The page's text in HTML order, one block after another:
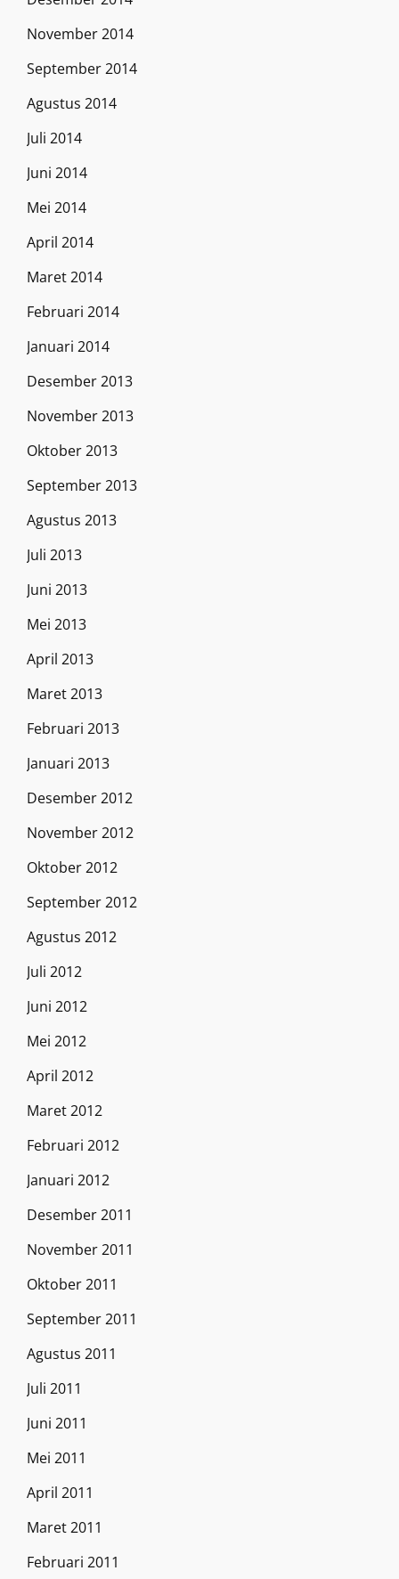
November 2014
September 2014
Agustus 2014
Juli 2014
Juni 2014
Mei 2014
April 2014
Maret 2014
Februari 2014
Januari 2014
Desember 2013
November 2013
Oktober 2013
September 2013
Agustus 2013
Juli 2013
Juni 2013
Mei 2013
April 2013
Maret 2013
Februari 2013
Januari 2013
Desember 2012
November 2012
Oktober 2012
September 2012
Agustus 2012
Juli 2012
Juni 2012
Mei 2012
April 2012
Maret 2012
Februari 2012
Januari 2012
Desember 2011
November 2011
Oktober 2011
September 2011
Agustus 2011
Juli 2011
Juni 2011
Mei 2011
April 2011
Maret 2011
Februari 2011